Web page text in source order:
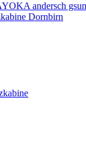
andersch
Dornbirn